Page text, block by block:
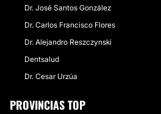
Dr. José Santos González
Dr. Carlos Francisco Flores
Dr. Alejandro Reszczynski
Dentsalud
Dr. Cesar Urzúa
PROVINCIAS TOP